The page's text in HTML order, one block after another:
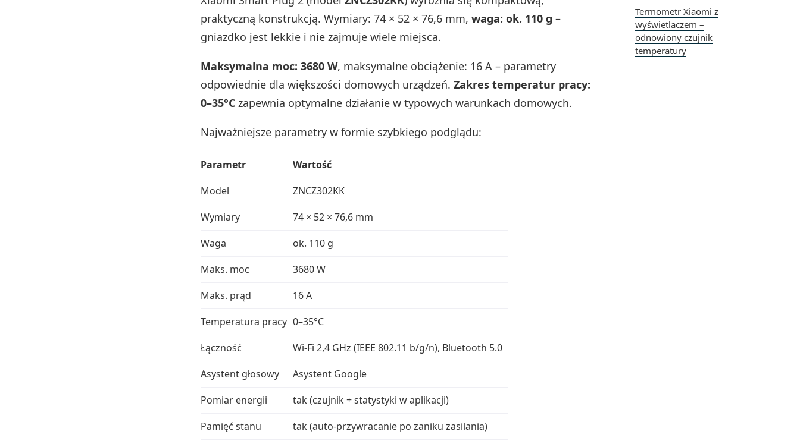
Termometr Xiaomi z
wyświetlaczem –
odnowiony czujnik
temperatury
praktyczną konstrukcją. Wymiary: 74 × 52 × 76,6 mm, waga: ok. 110 g –
gniazdko jest lekkie i nie zajmuje wiele miejsca.
Maksymalna moc: 3680 W, maksymalne obciążenie: 16 A – parametry
odpowiednie dla większości domowych urządzeń. Zakres temperatur pracy:
0–35°C zapewnia optymalne działanie w typowych warunkach domowych.
Najważniejsze parametry w formie szybkiego podglądu:
Parametr
Wartość
Model
ZNCZ302KK
Wymiary
74 × 52 × 76,6 mm
Waga
ok. 110 g
Maks. moc
3680 W
Maks. prąd
16 A
Temperatura pracy 0–35°C
Łączność
Wi‑Fi 2,4 GHz (IEEE 802.11 b/g/n), Bluetooth 5.0
Asystent głosowy
Asystent Google
Pomiar energii
tak (czujnik + statystyki w aplikacji)
Pamięć stanu
tak (auto‑przywracanie po zaniku zasilania)